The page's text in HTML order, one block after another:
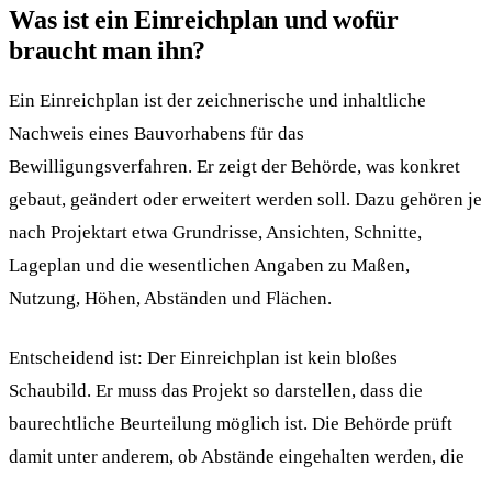
Was ist ein Einreichplan und wofür
braucht man ihn?
Ein Einreichplan ist der zeichnerische und inhaltliche
Nachweis eines Bauvorhabens für das
Bewilligungsverfahren. Er zeigt der Behörde, was konkret
gebaut, geändert oder erweitert werden soll. Dazu gehören je
nach Projektart etwa Grundrisse, Ansichten, Schnitte,
Lageplan und die wesentlichen Angaben zu Maßen,
Nutzung, Höhen, Abständen und Flächen.
Entscheidend ist: Der Einreichplan ist kein bloßes
Schaubild. Er muss das Projekt so darstellen, dass die
baurechtliche Beurteilung möglich ist. Die Behörde prüft
damit unter anderem, ob Abstände eingehalten werden, die